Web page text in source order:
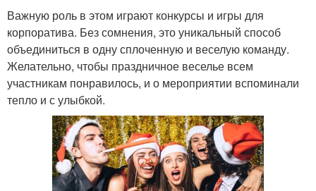
Важную роль в этом играют конкурсы и игры для
корпоратива. Без сомнения, это уникальный способ
объединиться в одну сплоченную и веселую команду.
Желательно, чтобы праздничное веселье всем
участникам понравилось, и о мероприятии вспоминали
тепло и с улыбкой.